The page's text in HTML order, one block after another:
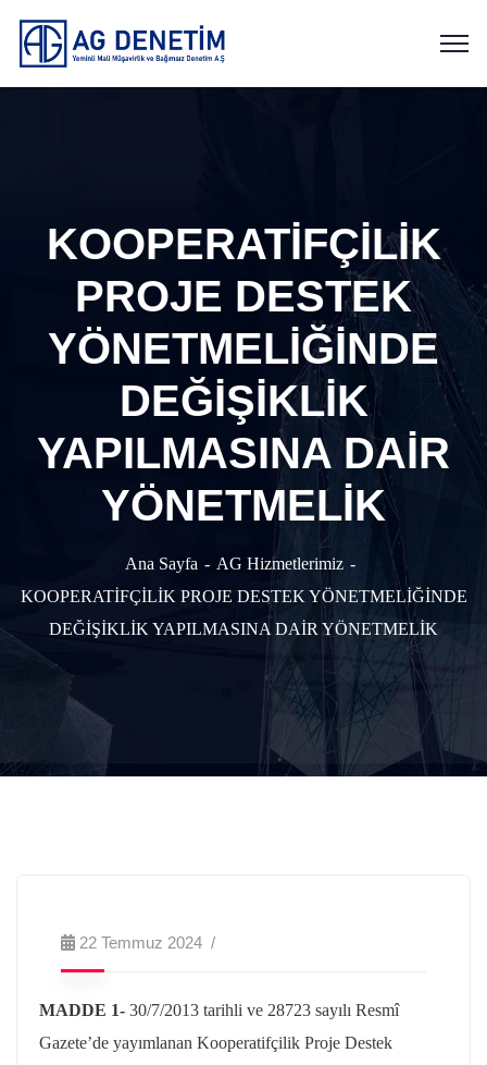
KOOPERATİFÇİLİK
PROJE DESTEK
YÖNETMELİĞİNDE
DEĞİŞİKLİK
YAPILMASINA DAİR
YÖNETMELİK
Ana Sayfa
AG Hizmetlerimiz
KOOPERATİFÇİLİK PROJE DESTEK YÖNETMELİĞİNDE
DEĞİŞİKLİK YAPILMASINA DAİR YÖNETMELİK
22 Temmuz 2024
MADDE 1- 30/7/2013 tarihli ve 28723 sayılı Resmî
Gazete’de yayımlanan Kooperatifçilik Proje Destek